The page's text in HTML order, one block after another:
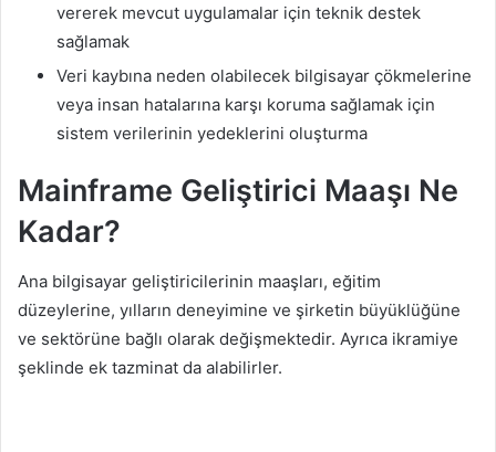
vererek mevcut uygulamalar için teknik destek
sağlamak
Veri kaybına neden olabilecek bilgisayar çökmelerine
veya insan hatalarına karşı koruma sağlamak için
sistem verilerinin yedeklerini oluşturma
Mainframe Geliştirici Maaşı Ne
Kadar?
Ana bilgisayar geliştiricilerinin maaşları, eğitim
düzeylerine, yılların deneyimine ve şirketin büyüklüğüne
ve sektörüne bağlı olarak değişmektedir. Ayrıca ikramiye
şeklinde ek tazminat da alabilirler.